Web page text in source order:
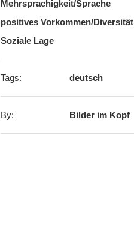
Mehrsprachigkeit/Sprache
positives Vorkommen/Diversität
Soziale Lage
Tags: deutsch
By: Bilder im Kopf